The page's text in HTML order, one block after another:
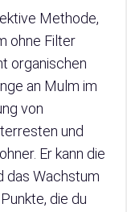
Methode,
ohne Filter
organischen
an Mulm im
von
und
Er kann die
das Wachstum
die du